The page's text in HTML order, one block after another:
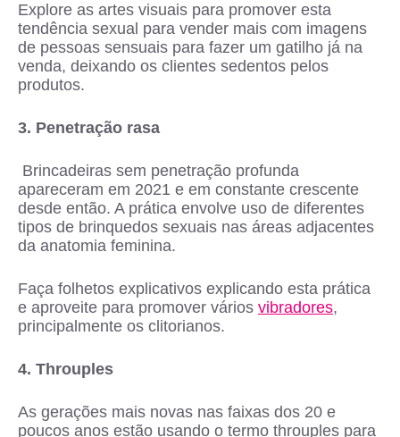
Explore as artes visuais para promover esta
tendência sexual para vender mais com imagens
de pessoas sensuais para fazer um gatilho já na
venda, deixando os clientes sedentos pelos
produtos.
3. Penetração rasa
Brincadeiras sem penetração profunda
apareceram em 2021 e em constante crescente
desde então. A prática envolve uso de diferentes
tipos de brinquedos sexuais nas áreas adjacentes
da anatomia feminina.
Faça folhetos explicativos explicando esta prática
e aproveite para promover vários vibradores,
principalmente os clitorianos.
4. Throuples
As gerações mais novas nas faixas dos 20 e
poucos anos estão usando o termo throuples para